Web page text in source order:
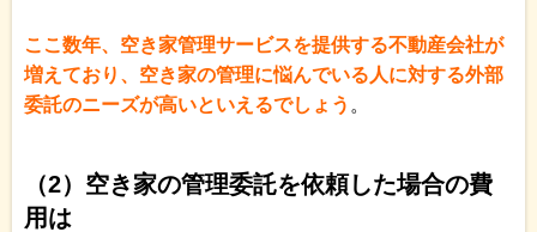
ここ数年、空き家管理サービスを提供する不動産会社が
増えており、空き家の管理に悩んでいる人に対する外部
委託のニーズが高いといえるでしょう 。
（2）空き家の管理委託を依頼した場合の費
用は